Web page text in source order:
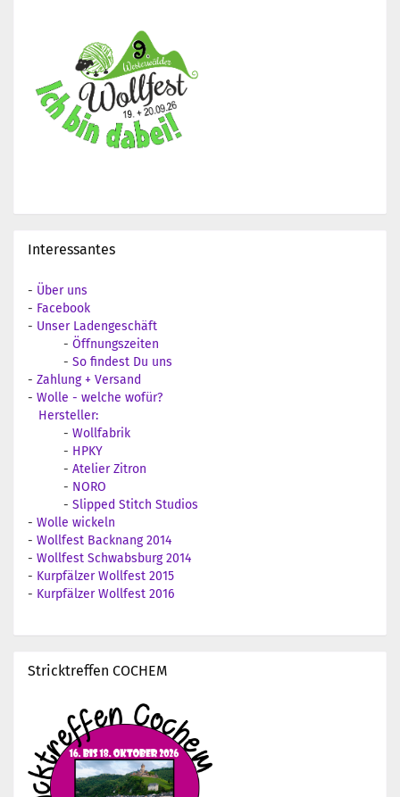
Interessantes
- Über uns
- Facebook
- Unser Ladengeschäft
- Öffnungszeiten
- So findest Du uns
- Zahlung + Versand
- Wolle - welche wofür?
Hersteller:
- Wollfabrik
- HPKY
- Atelier Zitron
- NORO
- Slipped Stitch Studios
- Wolle wickeln
- Wollfest Backnang 2014
- Wollfest Schwabsburg 2014
- Kurpfälzer Wollfest 2015
- Kurpfälzer Wollfest 2016
Stricktreffen COCHEM